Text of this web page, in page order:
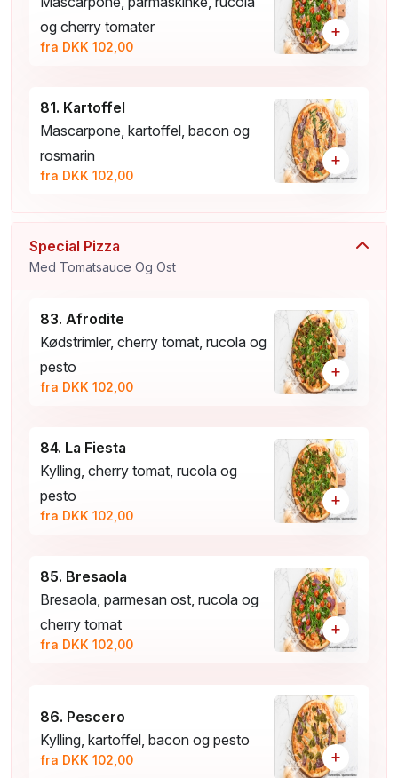
og cherry tomater
fra DKK 102,00
+
81. Kartoffel
Mascarpone, kartoffel, bacon og
rosmarin
fra DKK 102,00
+
Special Pizza
Med Tomatsauce Og Ost
83. Afrodite
Kødstrimler, cherry tomat, rucola og
pesto
fra DKK 102,00
+
84. La Fiesta
Kylling, cherry tomat, rucola og
pesto
fra DKK 102,00
+
85. Bresaola
Bresaola, parmesan ost, rucola og
cherry tomat
fra DKK 102,00
+
86. Pescero
Kylling, kartoffel, bacon og pesto
fra DKK 102,00 +